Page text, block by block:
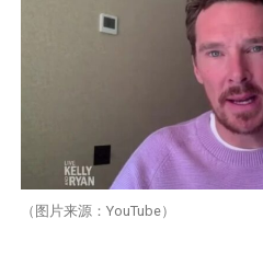
（图片来源：YouTube）